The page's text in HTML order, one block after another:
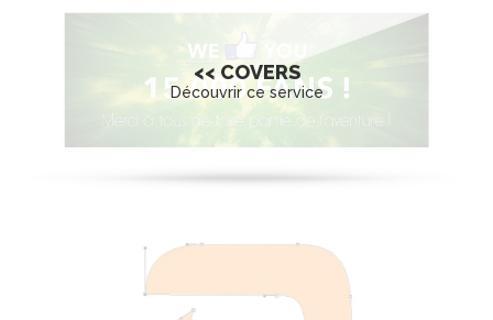
<< COVERS
Découvrir ce service